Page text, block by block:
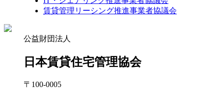
賃貸管理リーシング推進事業者協議会
公益財団法人
日本賃貸住宅管理協会
〒100-0005